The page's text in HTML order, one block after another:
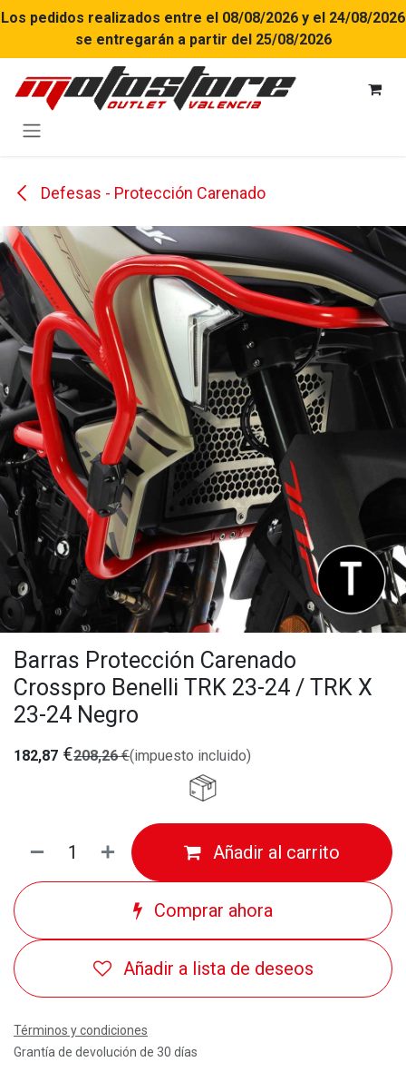
Ir al contenido
Los pedidos realizados entre el 08/08/2026 y el 24/08/2026
se entregarán a partir del 25/08/2026
Defesas - Protección Carenado
Barras Protección Carenado
Crosspro Benelli TRK 23-24 / TRK X
23-24 Negro
182,87 €208,26€(impuesto incluido)
Añadir al carrito
Comprar ahora
Añadir a lista de deseos
Términos y condiciones
Grantía de devolución de 30 días